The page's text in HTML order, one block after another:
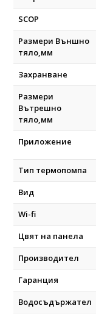
SCOP
Размери Външно
тяло,мм
Захранване
Размери
Вътрешно
тяло,мм
Приложение
Тип термопомпа
Вид
Wi-fi
Цвят на панела
Производител
Гаранция
Водосъдържател